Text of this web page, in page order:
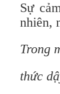
Sự
nhiên,
Trong
thức